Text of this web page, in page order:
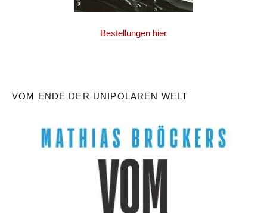
Bestellungen hier
VOM ENDE DER UNIPOLAREN WELT